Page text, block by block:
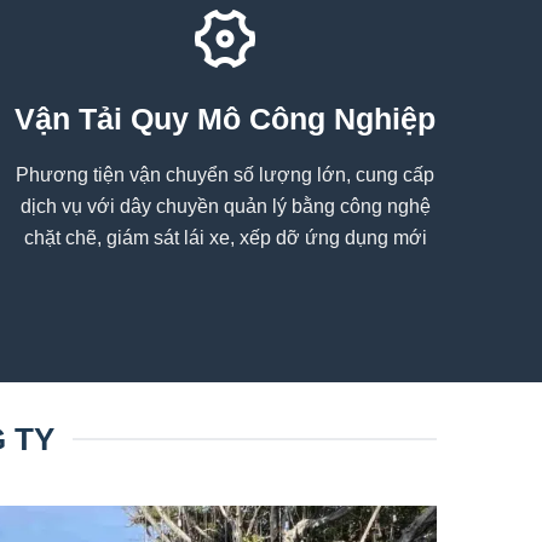
Vận Tải Quy Mô Công Nghiệp
Phương tiện vận chuyển số lượng lớn, cung cấp
dịch vụ với dây chuyền quản lý bằng công nghệ
chặt chẽ, giám sát lái xe, xếp dỡ ứng dụng mới
TY